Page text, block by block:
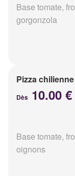
Base tomate,
gorgonzola
Pizza chilienne
Dès 10.00 €
Base tomate,
oignons